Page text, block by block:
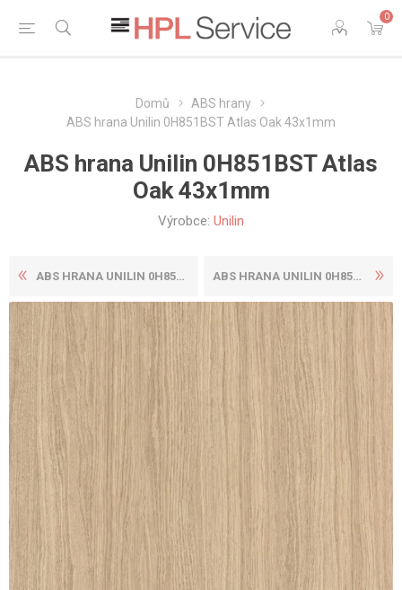
0
Domů
ABS hrany
ABS hrana Unilin 0H851BST Atlas Oak 43x1mm
ABS hrana Unilin 0H851BST Atlas
Oak 43x1mm
Výrobce: Unilin
ABS HRANA UNILIN 0H851BST A... ABS HRANA UNILIN 0H853 BST ...